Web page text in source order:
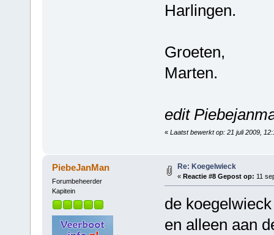
Harlingen.
Groeten,
Marten.
edit
« Laatst bewerkt op: 21 juli 2009,
PiebeJanMan
Forumbeheerder
Kapitein
Re: Koegelwieck
« Reactie #8 Gepost op: 11
de
en alleen aan